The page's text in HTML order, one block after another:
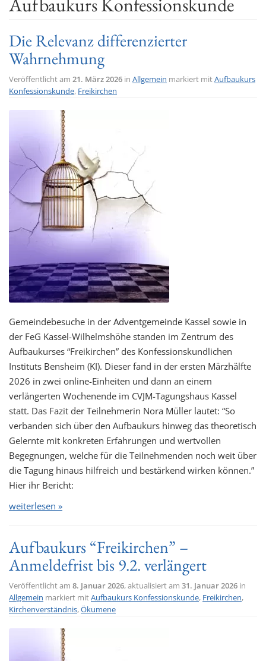
Die Relevanz differenzierter
Wahrnehmung
Veröffentlicht am 21. März 2026 in Allgemein markiert mitAufbaukurs
Konfessionskunde, Freikirchen
Gemeindebesuche in der Adventgemeinde Kassel sowie in
der FeG Kassel-Wilhelmshöhe standen im Zentrum des
Aufbaukurses “Freikirchen” des Konfessionskundlichen
Instituts Bensheim (KI). Dieser fand in der ersten Märzhälfte
2026 in zwei online-Einheiten und dann an einem
verlängerten Wochenende im CVJM-Tagungshaus Kassel
statt. Das Fazit der Teilnehmerin Nora Müller lautet: “So
verbanden sich über den Aufbaukurs hinweg das theoretisch
Gelernte mit konkreten Erfahrungen und wertvollen
Begegnungen, welche für die Teilnehmenden noch weit über
die Tagung hinaus hilfreich und bestärkend wirken können.”
Hier ihr Bericht:
weiterlesen »
Aufbaukurs “Freikirchen” –
Anmeldefrist bis 9.2. verlängert
Veröffentlicht am 8. Januar 2026, aktualisiert am 31. Januar 2026 in
Allgemein markiert mitAufbaukurs Konfessionskunde, Freikirchen,
Kirchenverständnis,Ökumene